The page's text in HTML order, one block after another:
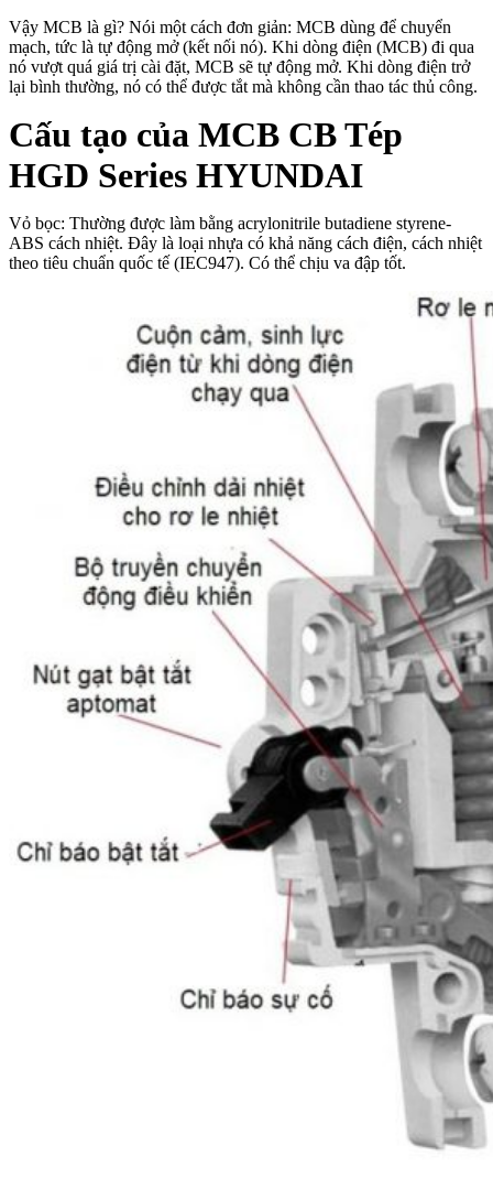
Vậy MCB là gì? Nói một cách đơn giản: MCB dùng để chuyển
mạch, tức là tự động mở (kết nối nó). Khi dòng điện (MCB) đi qua
nó vượt quá giá trị cài đặt, MCB sẽ tự động mở. Khi dòng điện trở
lại bình thường, nó có thể được tắt mà không cần thao tác thủ công.
Cấu tạo của MCB CB Tép
HGD Series HYUNDAI
Vỏ bọc: Thường được làm bằng acrylonitrile butadiene styrene-
ABS cách nhiệt. Đây là loại nhựa có khả năng cách điện, cách nhiệt
theo tiêu chuẩn quốc tế (IEC947). Có thể chịu va đập tốt.